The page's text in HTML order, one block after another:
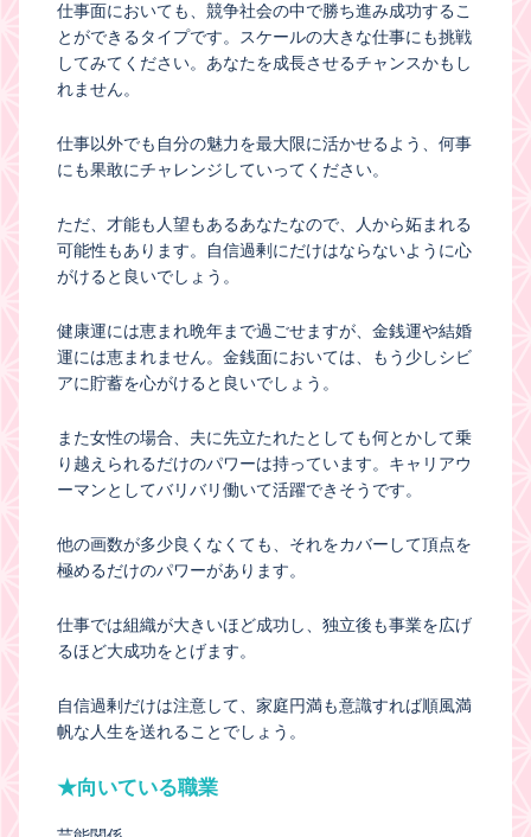
仕事面においても、競争社会の中で勝ち進み成功するこ
とができるタイプです。スケールの大きな仕事にも挑戦
してみてください。あなたを成長させるチャンスかもし
れません。
仕事以外でも自分の魅力を最大限に活かせるよう、何事
にも果敢にチャレンジしていってください。
ただ、才能も人望もあるあなたなので、人から妬まれる
可能性もあります。自信過剰にだけはならないように心
がけると良いでしょう。
健康運には恵まれ晩年まで過ごせますが、金銭運や結婚
運には恵まれません。金銭面においては、もう少しシビ
アに貯蓄を心がけると良いでしょう。
また女性の場合、夫に先立たれたとしても何とかして乗
り越えられるだけのパワーは持っています。キャリアウ
ーマンとしてバリバリ働いて活躍できそうです。
他の画数が多少良くなくても、それをカバーして頂点を
極めるだけのパワーがあります。
仕事では組織が大きいほど成功し、独立後も事業を広げ
るほど大成功をとげます。
自信過剰だけは注意して、家庭円満も意識すれば順風満
帆な人生を送れることでしょう。
★向いている職業